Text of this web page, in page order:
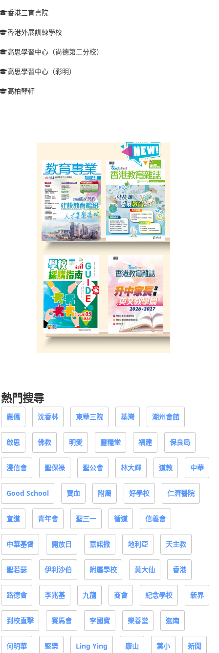
香港三育書院
香港外展訓練學校
高思學習中心（尚德第二分校）
高思學習中心（彩明）
高柏琴軒
熱門搜尋
惠僑 沈香林 東華三院 基灣 潮州會館
啟思 佛教 明愛 靈糧堂 福建 保良局
浸信會 聖保祿 聖公會 林大輝 道教 中華
Good School 寶血 附屬 好學校 仁濟醫院
宣道 青年會 聖三一 循道 信義會
中華基督 開放日 嘉諾撒 地利亞 天主教
聖若瑟 伊利沙伯 附屬學校 黃大仙 香港
路德會 李兆基 九龍 商會 紀念學校 新界
到校直擊 賽馬會 李國寶 樂善堂 迦南
何明華 堅樂 Ling Ying 康山 葉小 新聞